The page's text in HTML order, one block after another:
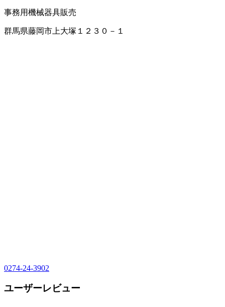
事務用機械器具販売
群馬県藤岡市上大塚１２３０－１
0274-24-3902
ユーザーレビュー